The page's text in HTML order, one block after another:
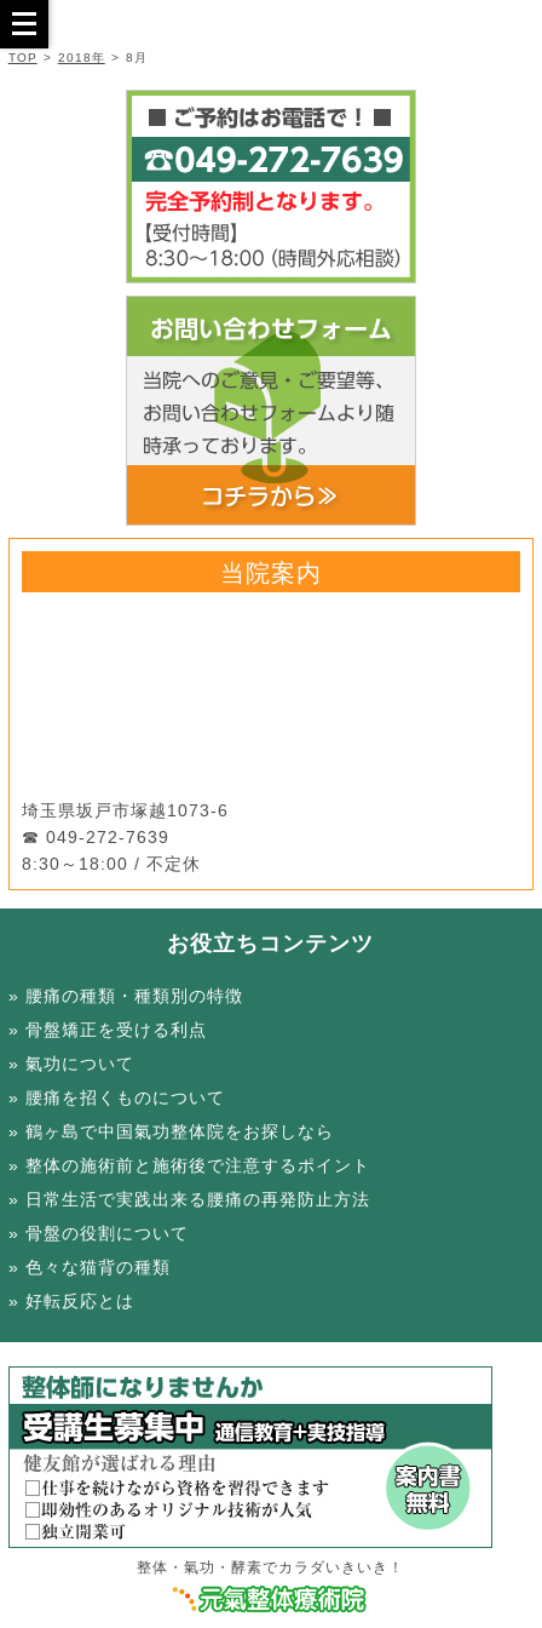
TOP > 2018年 > 8月
当院案内
埼玉県坂戸市塚越1073-6
049-272-7639
8:30～18:00 / 不定休
お役立ちコンテンツ
腰痛の種類・種類別の特徴
骨盤矯正を受ける利点
氣功について
腰痛を招くものについて
鶴ヶ島で中国氣功整体院をお探しなら
整体の施術前と施術後で注意するポイント
日常生活で実践出来る腰痛の再発防止方法
骨盤の役割について
色々な猫背の種類
好転反応とは
整体・氣功・酵素でカラダいきいき！